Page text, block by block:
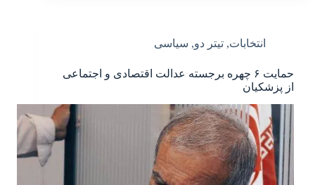
انتخابات, تیتر دو, سیاسی
حمایت ۶ چهره برجسته عدالت اقتصادی و اجتماعی
از پزشکیان